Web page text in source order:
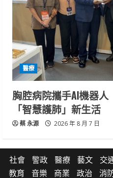
醫療
胸腔病院攜手AI機器
「智慧護肺」新生活
蔡 永源 2026 年 8 月 7 日
社會 警政 醫療 藝文 交
教育
音樂 商業 政治 消